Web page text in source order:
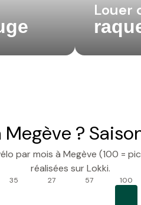
Louer
?
par mois à Megève (100 =
réalisées sur Lokki.
35 27 57 100